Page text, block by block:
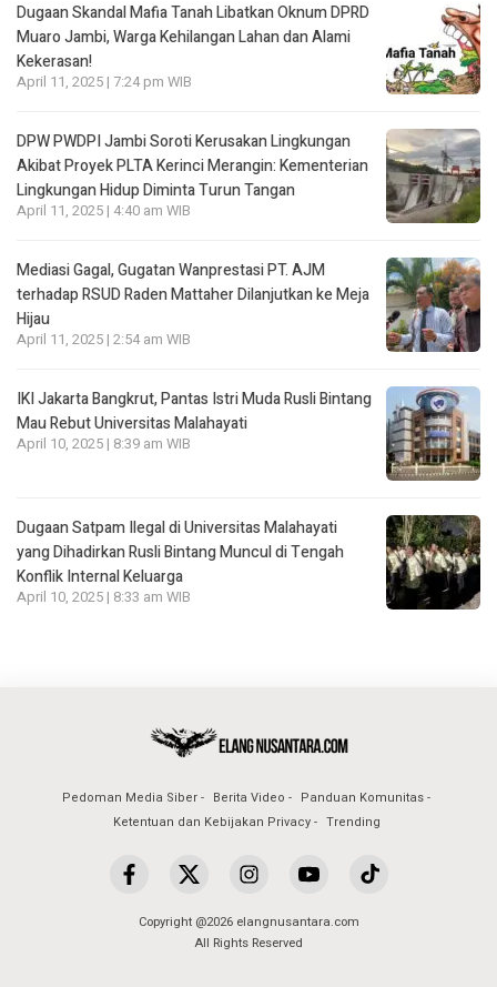
Dugaan Skandal Mafia Tanah Libatkan Oknum DPRD
Muaro Jambi, Warga Kehilangan Lahan dan Alami
Kekerasan!
April 11, 2025 | 7:24 pm WIB
DPW PWDPI Jambi Soroti Kerusakan Lingkungan
Akibat Proyek PLTA Kerinci Merangin: Kementerian
Lingkungan Hidup Diminta Turun Tangan
April 11, 2025 | 4:40 am WIB
Mediasi Gagal, Gugatan Wanprestasi PT. AJM
terhadap RSUD Raden Mattaher Dilanjutkan ke Meja
Hijau
April 11, 2025 | 2:54 am WIB
IKI Jakarta Bangkrut, Pantas Istri Muda Rusli Bintang
Mau Rebut Universitas Malahayati
April 10, 2025 | 8:39 am WIB
Dugaan Satpam Ilegal di Universitas Malahayati
yang Dihadirkan Rusli Bintang Muncul di Tengah
Konflik Internal Keluarga
April 10, 2025 | 8:33 am WIB
Pedoman Media Siber Berita Video
Panduan Komunitas
Ketentuan dan Kebijakan Privacy
Trending
Copyright @2026 elangnusantara.com
All Rights Reserved